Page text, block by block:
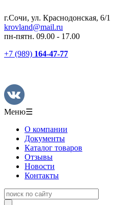
г.Сочи, ул. Краснодонская, 6/1
krovland@mail.ru
пн-пятн. 09.00 - 17.00
+7 (989) 164-47-77
Меню☰
О компании
Документы
Каталог товаров
Отзывы
Новости
Контакты